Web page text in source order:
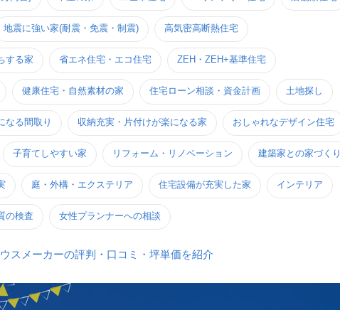
地震に強い家(耐震・免震・制震) 高気密高断熱住宅
する家 省エネ住宅・エコ住宅 ZEH・ZEH+基準住宅
健康住宅・自然素材の家 住宅ローン相談・資金計画 土地探し
なる間取り 収納充実・片付けが楽になる家 おしゃれなデザイン住宅
子育てしやすい家 リフォーム・リノベーション 建築家との家づくり
庭・外構・エクステリア 住宅設備が充実した家 インテリア
の検査 女性プランナーへの相談
スメーカーの評判・口コミ・坪単価を紹介